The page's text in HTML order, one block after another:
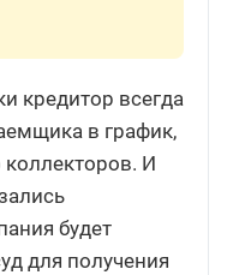
кредитор всегда
в график,
И
будет
для получения